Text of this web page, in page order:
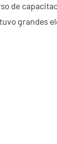
de
grandes